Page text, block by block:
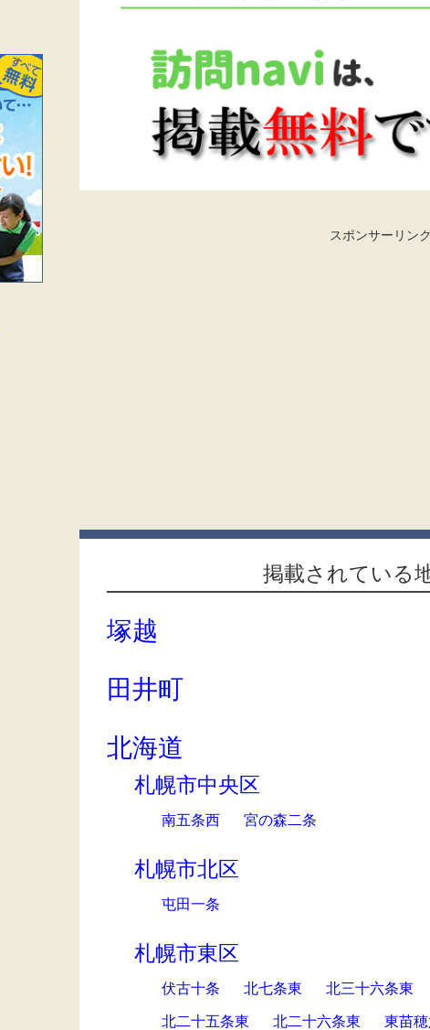
スポンサーリン
掲載されている
塚越
田井町
北海道
札幌市中央区
南五条西 宮の森二条
札幌市北区
屯田一条
札幌市東区
伏古十条 北七条東 北三十六条東
北二十五条東 北二十六条東 東苗